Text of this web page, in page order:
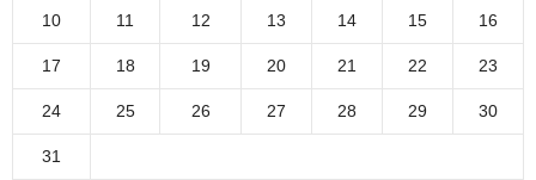
10 11 12 13 14 15 16
17 18 19 20 21 22 23
24 25 26 27 28 29 30
31